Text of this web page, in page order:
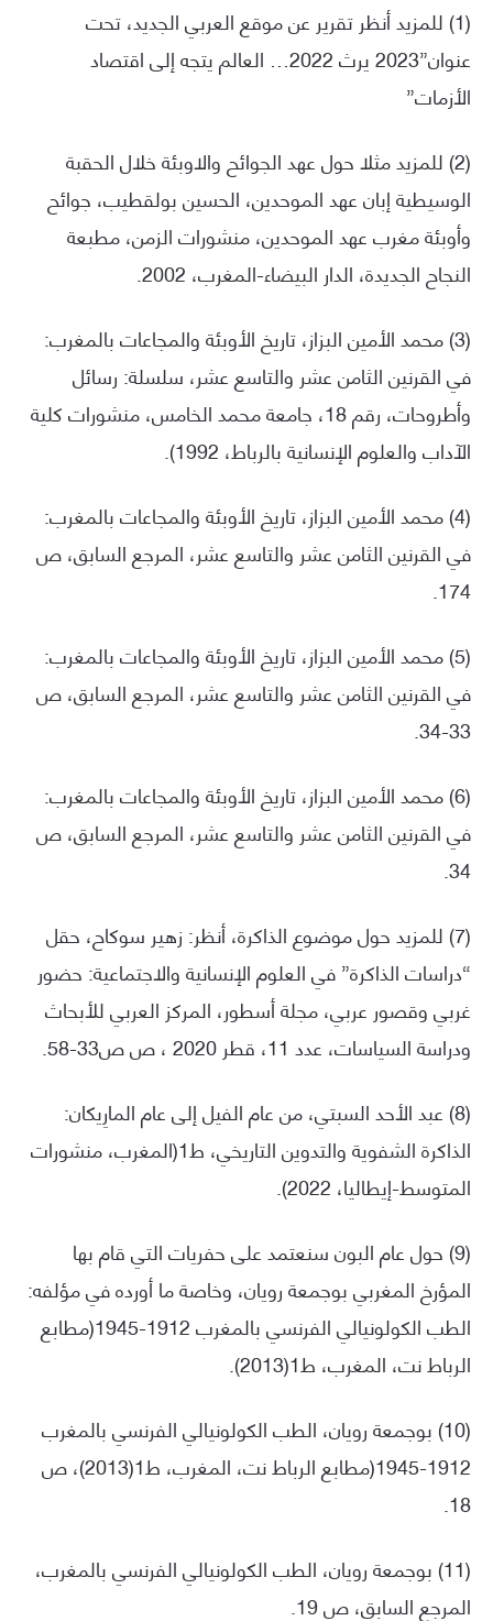
(1) للمزيد أنظر تقرير عن موقع العربي الجديد، تحت
عنوان”2023 يرث 2022… العالم يتجه إلى اقتصاد
الأزمات”
(2) للمزيد مثلا حول عهد الجوائح والاوبئة خلال الحقبة
الوسيطية إبان عهد الموحدين، الحسين بولقطيب، جوائح
وأوبئة مغرب عهد الموحدين، منشورات الزمن، مطبعة
النجاح الجديدة، الدار البيضاء-المغرب، 2002.
(3) محمد الأمين البزاز، تاريخ الأوبئة والمجاعات بالمغرب:
في القرنين الثامن عشر والتاسع عشر، سلسلة: رسائل
وأطروحات، رقم 18، جامعة محمد الخامس، منشورات كلية
الآداب والعلوم الإنسانية بالرباط، 1992).
(4) محمد الأمين البزاز، تاريخ الأوبئة والمجاعات بالمغرب:
في القرنين الثامن عشر والتاسع عشر، المرجع السابق، ص
174.
(5) محمد الأمين البزاز، تاريخ الأوبئة والمجاعات بالمغرب:
في القرنين الثامن عشر والتاسع عشر، المرجع السابق، ص
33-34.
(6) محمد الأمين البزاز، تاريخ الأوبئة والمجاعات بالمغرب:
في القرنين الثامن عشر والتاسع عشر، المرجع السابق، ص
34.
(7) للمزيد حول موضوع الذاكرة، أنظر: زهير سوكاح، حقل
“دراسات الذاكرة” في العلوم الإنسانية والاجتماعية: حضور
غربي وقصور عربي، مجلة أسطور، المركز العربي للأبحاث
ودراسة السياسات، عدد 11، قطر 2020 ، ص ص33-58.
(8) عبد الأحد السبتي، من عام الفيل إلى عام المارِيكان:
الذاكرة الشفوية والتدوين التاريخي، ط1(المغرب، منشورات
المتوسط-إيطاليا، 2022).
(9) حول عام البون سنعتمد على حفريات التي قام بها
المؤرخ المغربي بوجمعة رويان، وخاصة ما أورده في مؤلفه:
الطب الكولونيالي الفرنسي بالمغرب 1912-1945(مطابع
الرباط نت، المغرب، ط1(2013).
(10) بوجمعة رويان، الطب الكولونيالي الفرنسي بالمغرب
1912-1945(مطابع الرباط نت، المغرب، ط1(2013)، ص
18.
(11) بوجمعة رويان، الطب الكولونيالي الفرنسي بالمغرب،
المرجع السابق، ص 19.